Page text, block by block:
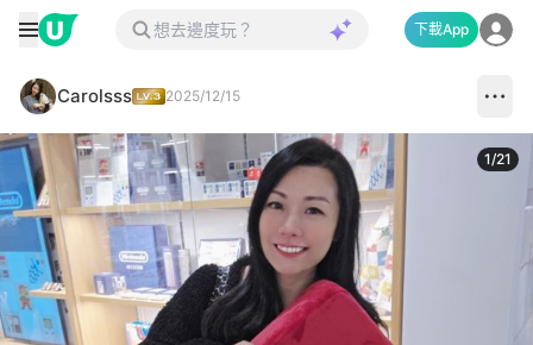
下載App
Carolsss 2025/12/15
1/21